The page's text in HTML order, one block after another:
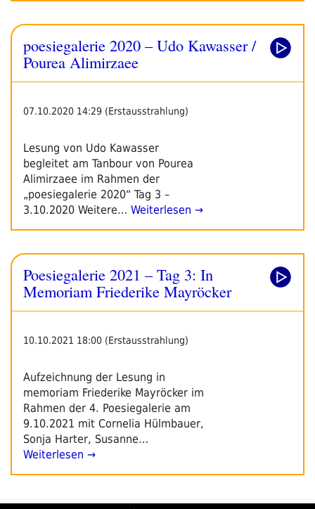
poesiegalerie 2020 – Udo Kawasser /
Pourea Alimirzaee
07.10.2020 14:29 (Erstausstrahlung)
Lesung von Udo Kawasser
begleitet am Tanbour von Pourea
Alimirzaee im Rahmen der
„poesiegalerie 2020“ Tag 3 –
3.10.2020 Weitere… Weiterlesen →
Poesiegalerie 2021 – Tag 3: In
Memoriam Friederike Mayröcker
10.10.2021 18:00 (Erstausstrahlung)
Aufzeichnung der Lesung in
memoriam Friederike Mayröcker im
Rahmen der 4. Poesiegalerie am
9.10.2021 mit Cornelia Hülmbauer,
Sonja Harter, Susanne…
Weiterlesen →